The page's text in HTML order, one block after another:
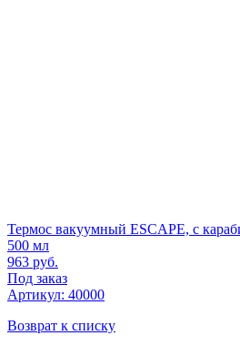
Термос вакуумный ESCAPE, с
500 мл
963 руб.
Под заказ
Артикул: 40000
Возврат к списку